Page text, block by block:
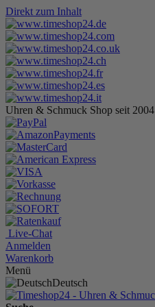
Direkt zum Inhalt
Uhren & Schmuck Shop seit 2004
Live-Chat
Anmelden
Warenkorb
Menü
Deutsch